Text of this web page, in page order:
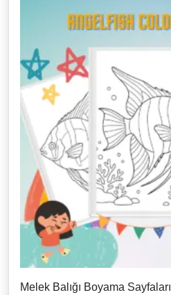
Melek Balığı Boyama Sayfaları